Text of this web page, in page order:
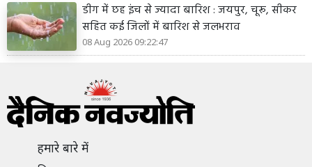
डीग में छह इंच से ज्यादा बारिश : जयपुर, चूरू, सीकर
सहित कई जिलों में बारिश से जलभराव
08 Aug 2026 09:22:47
हमारे बारे में